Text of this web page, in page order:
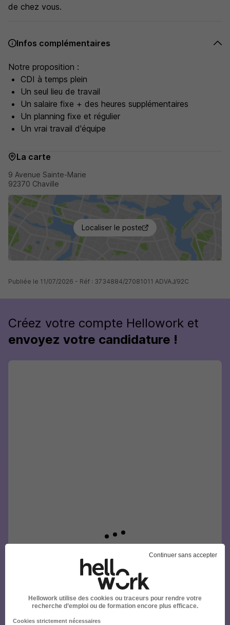
de chez vous.
Infos complémentaires
Notre proposition :
CDI à temps plein
Un seul lieu de travail
Un salaire fixe + des heures supplémentaires
Un planning fixe et régulier
Un vrai travail d'équipe
La carte
9 Avenue Sainte-Marie
92370 Chaville
Localiser le poste
Publiée le 11/07/2026 - Réf : 3734884/27081011 ADVAJ/92C
Créez votre compte Hellowork et
envoyez votre candidature !
Continuer sans accepter
Hellowork utilise des cookies ou traceurs pour rendre votre
recherche d’emploi ou de formation encore plus efficace.
Cookies strictement nécessaires